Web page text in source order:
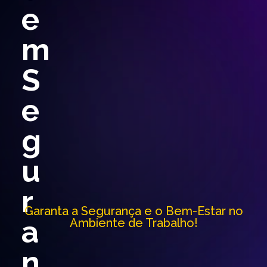
e
m
S
e
g
u
r
a
Garanta a Segurança e o Bem-Estar no
Ambiente de Trabalho!